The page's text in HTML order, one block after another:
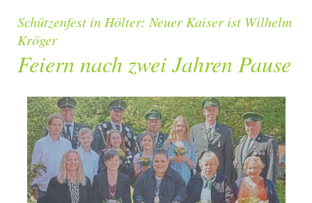
Schützenfest in Hölter: Neuer Kaiser ist Wilhelm
Kröger
Feiern nach zwei Jahren Pause